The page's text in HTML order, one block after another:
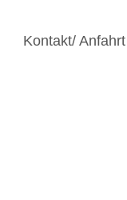
Kontakt/ Anfahrt